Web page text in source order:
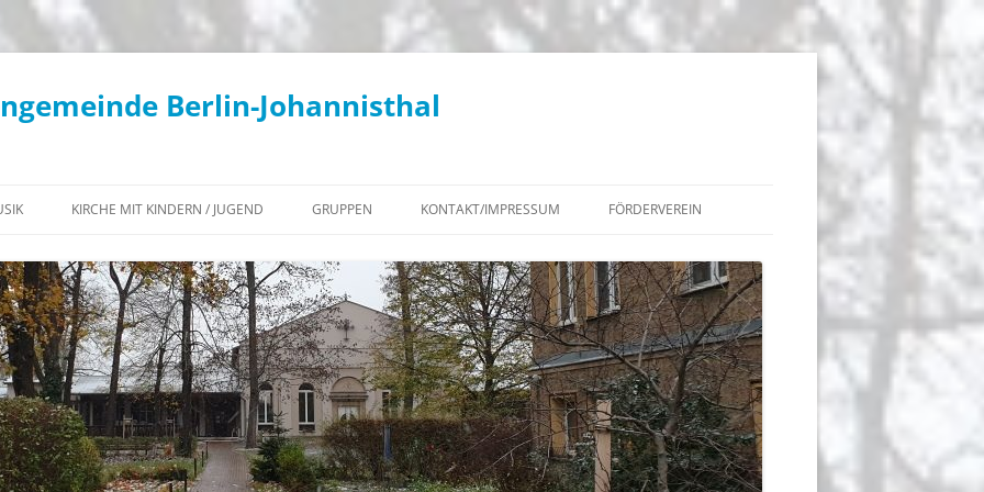
Berlin-Johannisthal
KIRCHE MIT KINDERN / JUGEND
KIKI – TERMINE
KONFIRMATION 2027
JUGEND – AKTUELLES
JG²
JUGEND – TERMINE
GRUPPEN
KLIMATEAM
BEGEGNUNGS-CAFÉ
KONTEMPLATIONSABENDE IN DER
KIRCHENGEMEINDE
JOHANNISTHAL
DIAKONISCHER ARBEITSKREIS
KONTAKT/IMPRESSUM FÖRDERVEREIN
TERMINE